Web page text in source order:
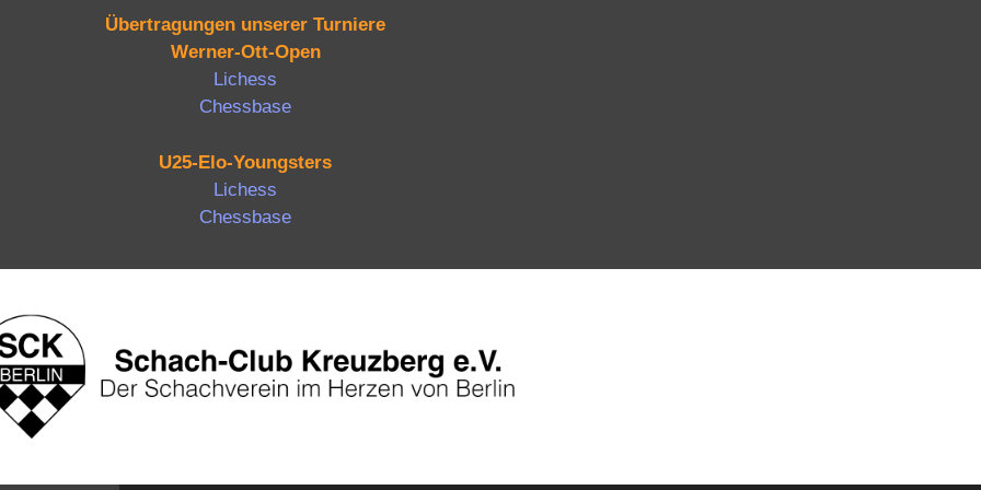
Übertragungen unserer Turniere
Werner-Ott-Open
Lichess
Chessbase
U25-Elo-Youngsters
Lichess
Chessbase